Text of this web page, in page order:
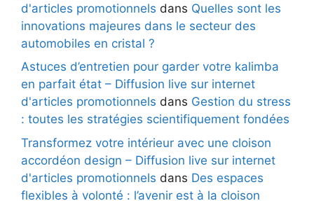
d'articles promotionnels dans Quelles sont les
innovations majeures dans le secteur des
automobiles en cristal ?
Astuces d’entretien pour garder votre kalimba
en parfait état – Diffusion live sur internet
d'articles promotionnels dans Gestion du stress
: toutes les stratégies scientifiquement fondées
Transformez votre intérieur avec une cloison
accordéon design – Diffusion live sur internet
d'articles promotionnels dans Des espaces
flexibles à volonté : l’avenir est à la cloison